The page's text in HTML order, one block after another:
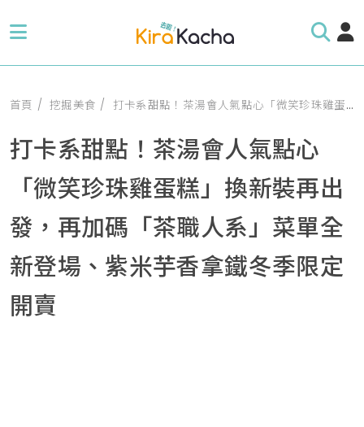
首頁 挖掘美食 打卡系甜點！茶湯會人氣點心「微笑珍珠雞蛋糕」換新裝再出發，再加碼「茶職人系」菜單全新登場、紫米芋香拿鐵冬季限定開賣
打卡系甜點！茶湯會人氣點心
「微笑珍珠雞蛋糕」換新裝再出
發，再加碼「茶職人系」菜單全
新登場、紫米芋香拿鐵冬季限定
開賣